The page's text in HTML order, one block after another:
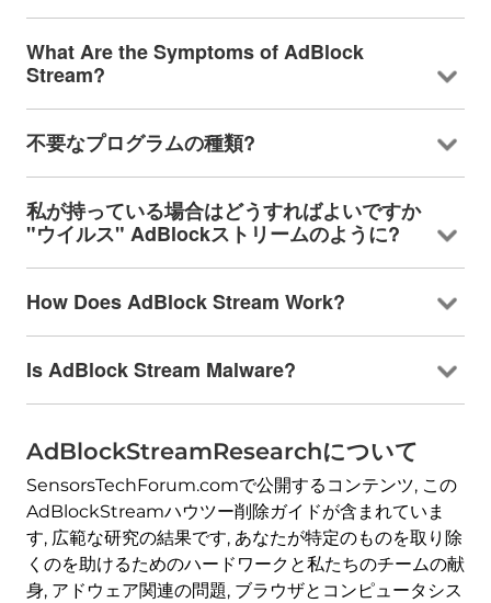
What Are the Symptoms of AdBlock
Stream?
不要なプログラムの種類?
私が持っている場合はどうすればよいですか
"ウイルス" AdBlockストリームのように?
How Does AdBlock Stream Work?
Is AdBlock Stream Malware?
AdBlockStreamResearchについて
SensorsTechForum.comで公開するコンテンツ, この
AdBlockStreamハウツー削除ガイドが含まれていま
す, 広範な研究の結果です, あなたが特定のものを取り除
くのを助けるためのハードワークと私たちのチームの献
身, アドウェア関連の問題, ブラウザとコンピュータシス